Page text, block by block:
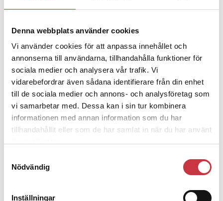
Denna webbplats använder cookies
Vi använder cookies för att anpassa innehållet och
annonserna till användarna, tillhandahålla funktioner för
sociala medier och analysera vår trafik. Vi
vidarebefordrar även sådana identifierare från din enhet
till de sociala medier och annons- och analysföretag som
vi samarbetar med. Dessa kan i sin tur kombinera
informationen med annan information som du har
tillhandahållit eller som de har samlat in när du har använt
Nödvändig
Inställningar
Aktuellt
Andra läser
3 juni 2026
Klart: Ingångslönen höjs med 2 300
kronor
4 juni 2026
Insändare:Miljoner i sjön –
1 juni 2026
Jens Mårtensson:
Snart 20 år i tjänst – nu